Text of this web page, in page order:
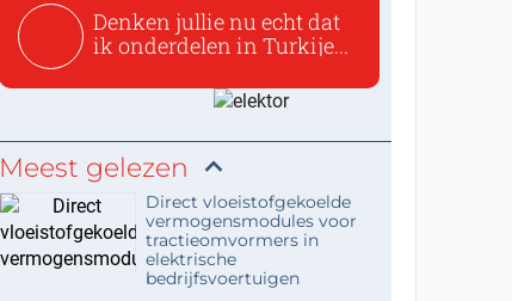
Denken jullie nu echt dat
ik onderdelen in Turkije...
Meest gelezen
Direct vloeistofgekoelde
vermogensmodules voor
tractieomvormers in
elektrische
bedrijfsvoertuigen